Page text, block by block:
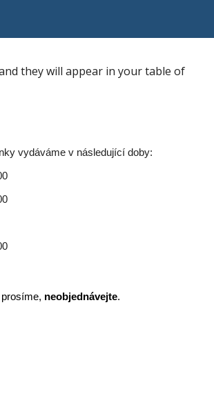
they will appear in your table of
vydáváme v následující doby:
prosíme, neobjednávejte.